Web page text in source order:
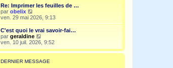
e
s
s
a
g
e
e
m
e
s
a
g
e
r
e
e
r
n
i
e
m
Re: Imprimer les feuilles de …
par obelix
o
i
r
l
e
e
r
n
ven. 29 mai 2026, 9:13
C'est quoi le vrai savoir-fai…
par geraldine
o
i
r
l
ven. 10 juil. 2026, 9:52
DERNIER MESSAGE